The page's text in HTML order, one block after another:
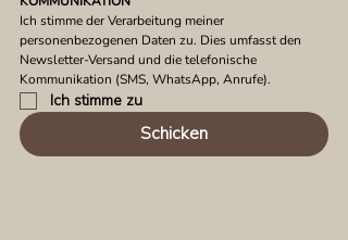
Ich stimme der Verarbeitung meiner
personenbezogenen Daten zu. Dies umfasst den
Newsletter-Versand und die telefonische
Kommunikation (SMS, WhatsApp, Anrufe).
Ich stimme zu
Schicken